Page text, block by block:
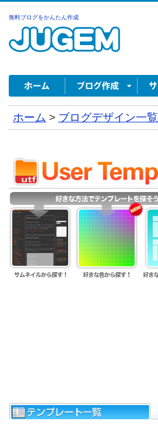
無料ブログをかんたん作成
ホーム > ブログデザイン一覧